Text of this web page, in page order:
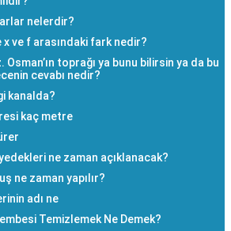
nelerdir?
ve f arasındaki fark nedir?
Osman’ın toprağı ya bunu bilirsin ya da bu
cevabı nedir?
kanalda?
kaç metre
ne zaman açıklanacak?
ne zaman yapılır?
adı ne
Temizlemek Ne Demek?